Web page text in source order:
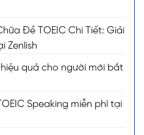
Đề TOEIC Chi Tiết: Giải
Zenlish
hiệu quả cho người mới bắt
Speaking miễn phí tại